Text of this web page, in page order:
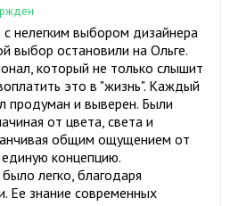
нелегким выбором дизайнера
выбор остановили на Ольге.
который не только слышит
это в "жизнь". Каждый
продуман и выверен. Были
от цвета, света и
общим ощущением от
концепцию.
легко, благодаря
Ее знание современных